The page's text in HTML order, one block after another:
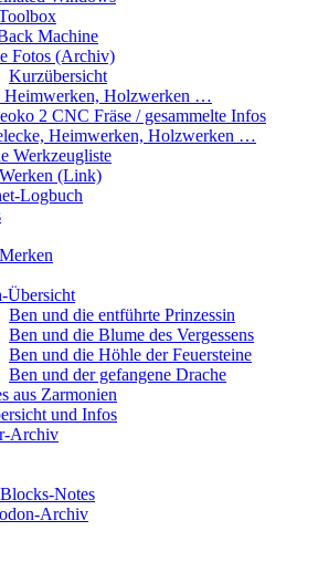
Machine
Fotos (Archiv)
Kurzübersicht
Heimwerken, Holzwerken …
2 CNC Fräse / gesammelte Infos
Heimwerken, Holzwerken …
Werkzeugliste
(Link)
Logbuch
Übersicht
Ben und die entführte Prinzessin
Ben und die Blume des Vergessens
Ben und die Höhle der Feuersteine
Ben und der gefangene Drache
aus Zarmonien
und Infos
Archiv
Notes
Archiv